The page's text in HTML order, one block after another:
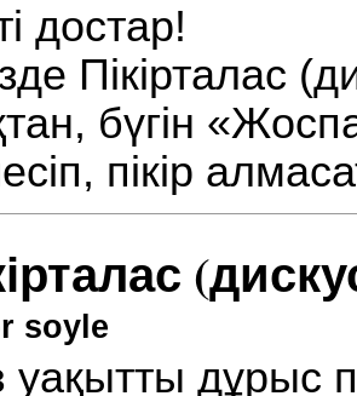
достар!
Пікірталас
бүгін
пікір
soyle
уақытты